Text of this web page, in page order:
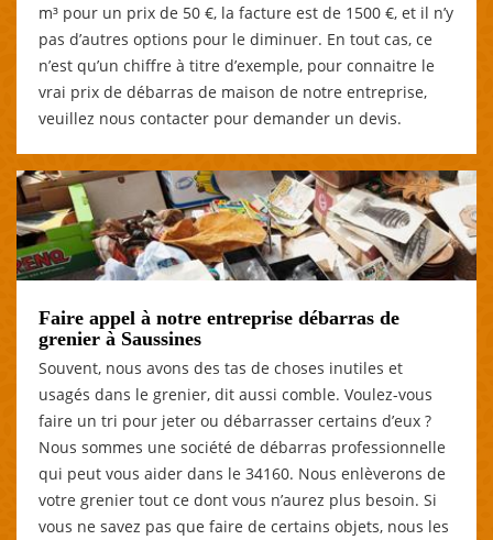
m³ pour un prix de 50 €, la facture est de 1500 €, et il n’y
pas d’autres options pour le diminuer. En tout cas, ce
n’est qu’un chiffre à titre d’exemple, pour connaitre le
vrai prix de débarras de maison de notre entreprise,
veuillez nous contacter pour demander un devis.
Faire appel à notre entreprise débarras de
grenier à Saussines
Souvent, nous avons des tas de choses inutiles et
usagés dans le grenier, dit aussi comble. Voulez-vous
faire un tri pour jeter ou débarrasser certains d’eux ?
Nous sommes une société de débarras professionnelle
qui peut vous aider dans le 34160. Nous enlèverons de
votre grenier tout ce dont vous n’aurez plus besoin. Si
vous ne savez pas que faire de certains objets, nous les